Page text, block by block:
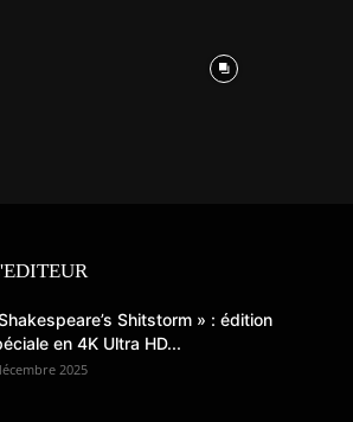
Shitstorm » : édition
en 4K Ultra HD...
2025